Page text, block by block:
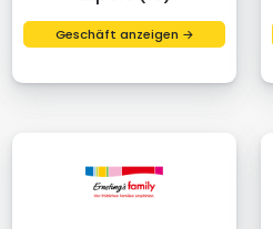
Geschäft anzeigen →